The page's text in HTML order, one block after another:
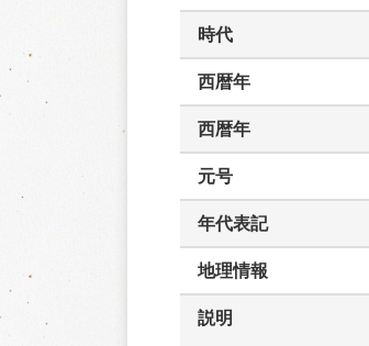
時代
西暦年
西暦年
元号
年代表記
地理情報
説明